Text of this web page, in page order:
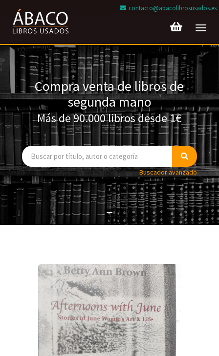
contacto@abacolibrosusados.es
Compra venta de libros de
segunda mano
Más de 90.000 libros desde 1€
Buscador avanzado